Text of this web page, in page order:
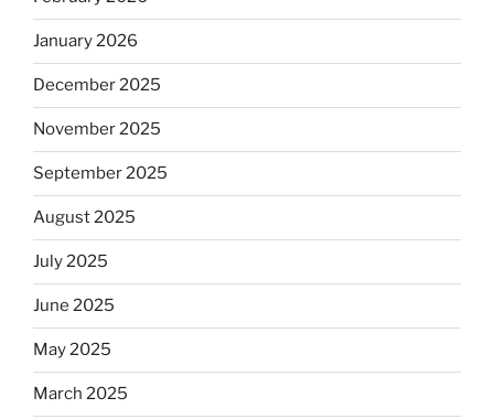
January 2026
December 2025
November 2025
September 2025
August 2025
July 2025
June 2025
May 2025
March 2025